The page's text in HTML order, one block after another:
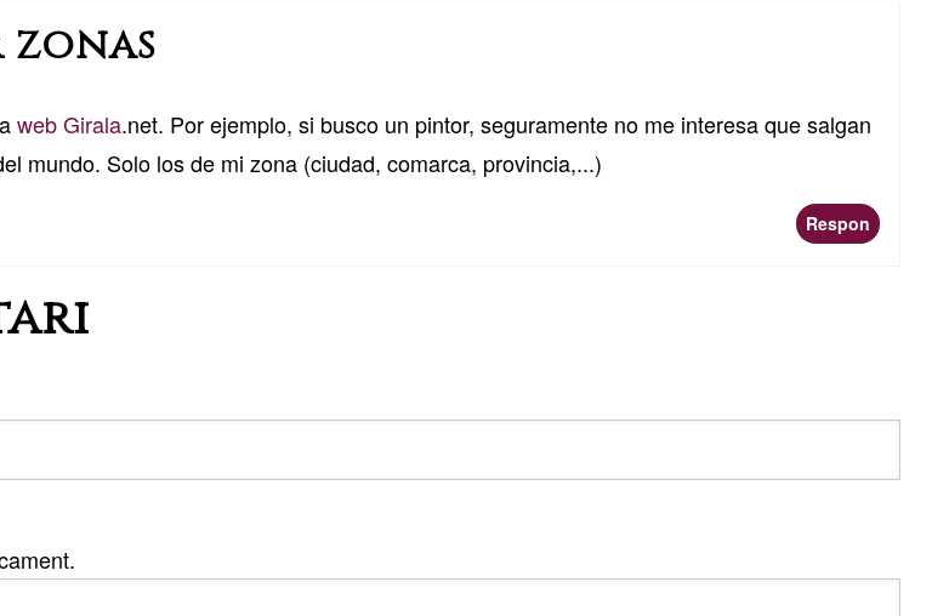
webGirala.net. Por ejemplo, si busco un pintor, seguramente no me interesa que salgan
mundo. Solo los de mi zona (ciudad, comarca, provincia,...)
Respon